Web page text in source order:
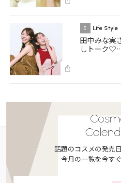
5 Life Style
田中みな実
しトーク
話題のコスメの発売
今月の一覧を今す